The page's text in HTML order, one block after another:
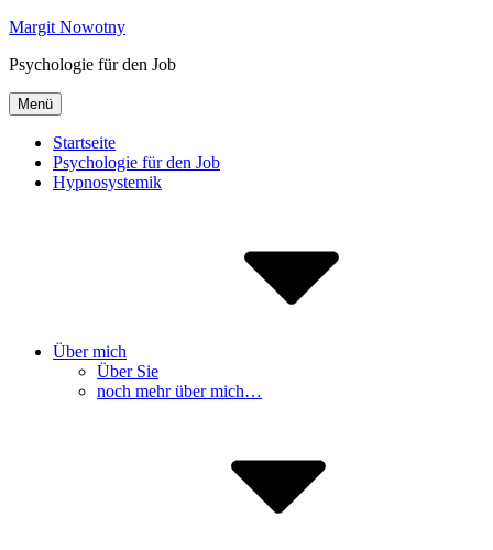
Inhalte
Margit Nowotny
Psychologie für den Job
Menü
Startseite
Psychologie für den Job
Hypnosystemik
Über mich
Über Sie
noch mehr über mich…